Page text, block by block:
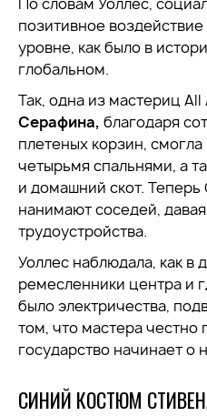
позитивное
уровне, как было в
глобальном.
Так, одна из мастериц
Серафина, благодаря
плетеных корзин,
четырьмя спальнями, а
и домашний скот.
нанимают соседей,
трудоустройства.
Уоллес наблюдала, как в
ремесленники центра и
было электричества,
том, что мастера честно
государство начинает о
СИНИЙ КОСТЮМ